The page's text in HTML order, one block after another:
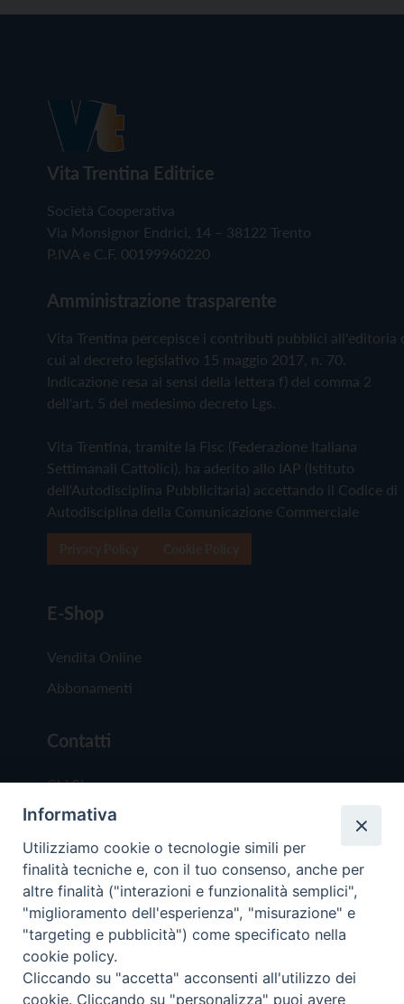
Vita Trentina Editrice
Società Cooperativa
Via Monsignor Endrici, 14 – 38122 Trento
P.IVA e C.F. 00199960220
Amministrazione trasparente
Vita Trentina percepisce i contributi pubblici all'editoria
cui al decreto legislativo 15 maggio 2017, n. 70.
Indicazione resa ai sensi della lettera f) del comma 2
dell'art. 5 del medesimo decreto Lgs.
Vita Trentina, tramite la Fisc (Federazione Italiana
Settimanali Cattolici), ha aderito allo IAP (Istituto
dell'Autodisciplina Pubblicitaria) accettando il Codice di
Autodisciplina della Comunicazione Commerciale
E-Shop
Vendita Online
Abbonamenti
Contatti
Chi Siamo
Redazione
Scrivici
Copyright © 2019 - Tutti i diritti riservati - Vita
Trentina Editrice
Informativa
Utilizziamo cookie o tecnologie simili per
finalità tecniche e, con il tuo consenso, anche per
altre finalità ("interazioni e funzionalità semplici",
"miglioramento dell'esperienza", "misurazione" e
"targeting e pubblicità") come specificato nella
cookie policy.
Cliccando su "accetta" acconsenti all'utilizzo dei
cookie. Cliccando su "personalizza" puoi avere